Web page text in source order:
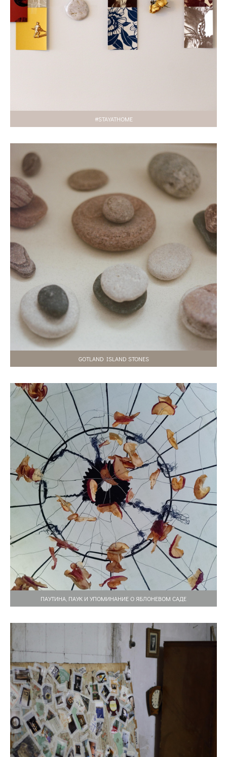
#STAYATHOME
GOTLAND ISLAND STONES
ПАУТИНА, ПАУК И УПОМИНАНИЕ О ЯБЛОНЕВОМ САДЕ